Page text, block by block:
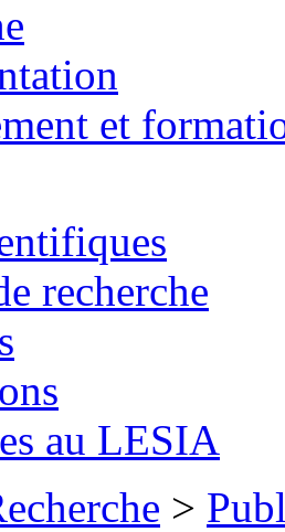
et
recherche
au LESIA
>